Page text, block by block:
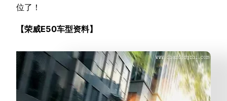
位了！
【荣威E50车型资料】